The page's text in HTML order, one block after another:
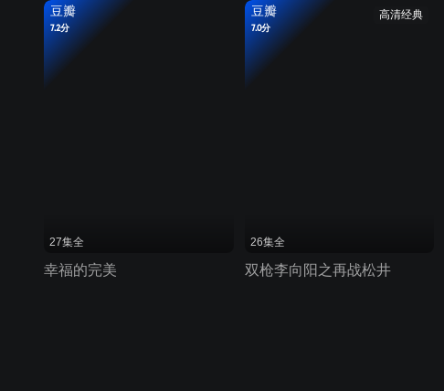
豆瓣
7.2分
27集全
幸福的完美
高清经典
豆瓣
7.0分
26集全
双枪李向阳之再战松井